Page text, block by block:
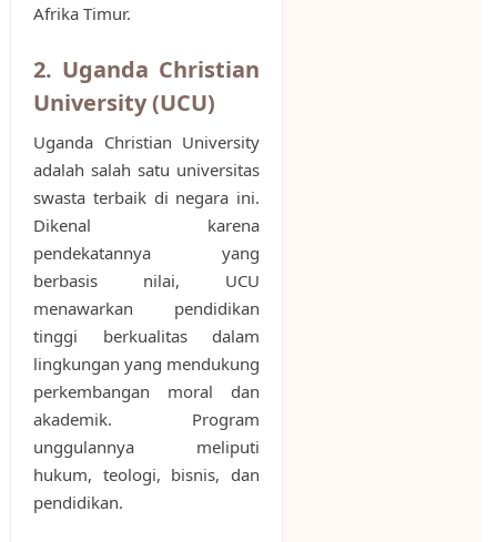
Afrika Timur.
2. Uganda Christian
University (UCU)
Uganda Christian University
adalah salah satu universitas
swasta terbaik di negara ini.
Dikenal karena
pendekatannya yang
berbasis nilai, UCU
menawarkan pendidikan
tinggi berkualitas dalam
lingkungan yang mendukung
perkembangan moral dan
akademik. Program
unggulannya meliputi
hukum, teologi, bisnis, dan
pendidikan.